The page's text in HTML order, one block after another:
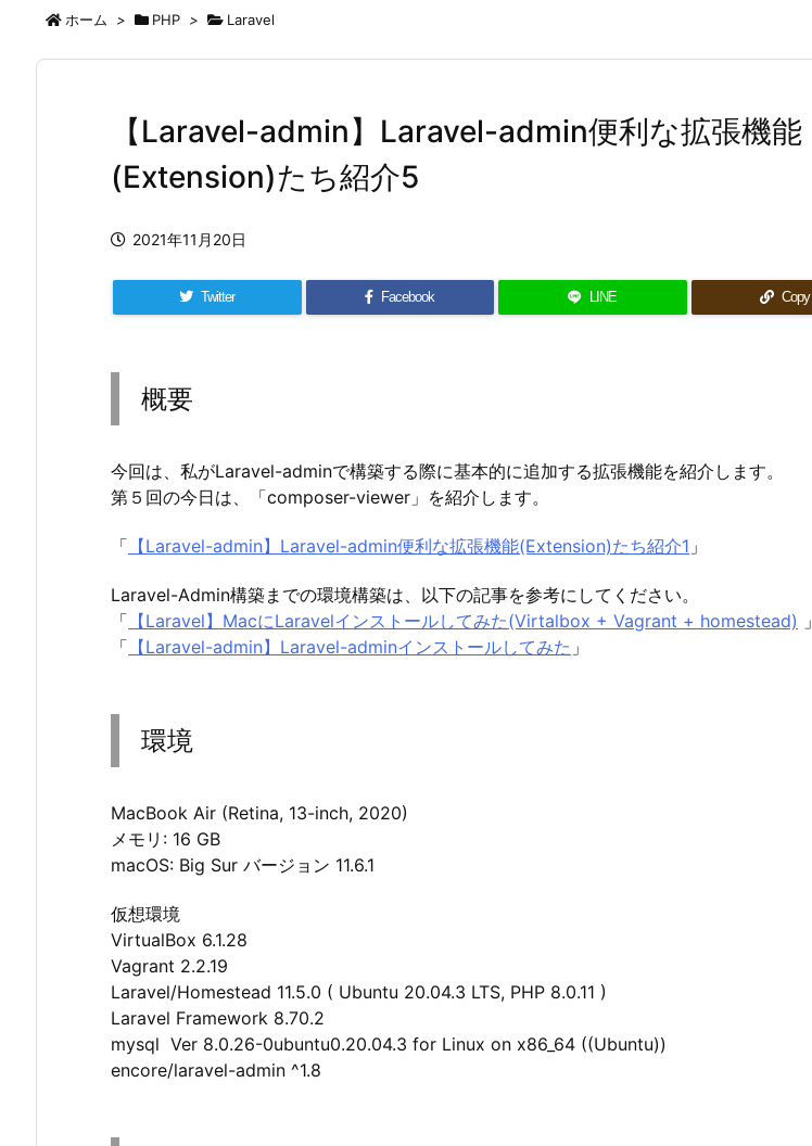
ホーム > PHP > Laravel
【Laravel-admin】Laravel-admin便利な拡張機能
(Extension)たち紹介5
2021年11月20日
Twitter Facebook LINE Copy
概要
今回は、私がLaravel-adminで構築する際に基本的に追加する拡張機能を紹介します。
第５回の今日は、「composer-viewer」を紹介します。
「 【Laravel-admin】Laravel-admin便利な拡張機能(Extension)たち紹介1 」
Laravel-Admin構築までの環境構築は、以下の記事を参考にしてください。
「 【Laravel】MacにLaravelインストールしてみた(Virtalbox + Vagrant + homestead) 」
「 【Laravel-admin】Laravel-adminインストールしてみた 」
環境
MacBook Air (Retina, 13-inch, 2020)
メモリ: 16 GB
macOS: Big Sur バージョン 11.6.1
仮想環境
VirtualBox 6.1.28
Vagrant 2.2.19
Laravel/Homestead 11.5.0 ( Ubuntu 20.04.3 LTS, PHP 8.0.11 )
Laravel Framework 8.70.2
mysql Ver 8.0.26-0ubuntu0.20.04.3 for Linux on x86_64 ((Ubuntu))
encore/laravel-admin ^1.8